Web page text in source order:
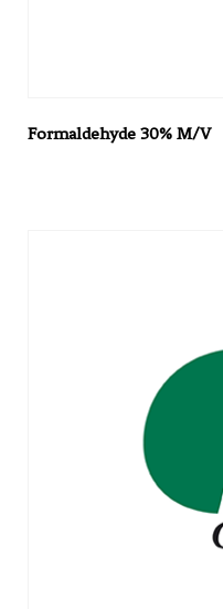
Formaldehyde 30% M/V